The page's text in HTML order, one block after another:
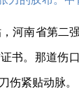
河南省第二
书。那道
伤紧贴动脉。